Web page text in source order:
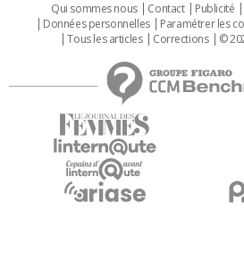
Qui sommes nous Contact Publicité
Données personnelles
Paramétrer les
Tous les articles
Corrections ©